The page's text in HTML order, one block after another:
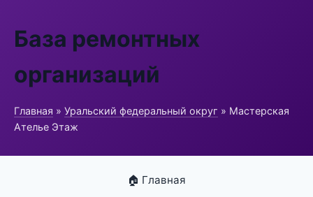
База ремонтных
организаций
Главная » Уральский федеральный округ » Мастерская
Ателье Этаж
🏠 Главная